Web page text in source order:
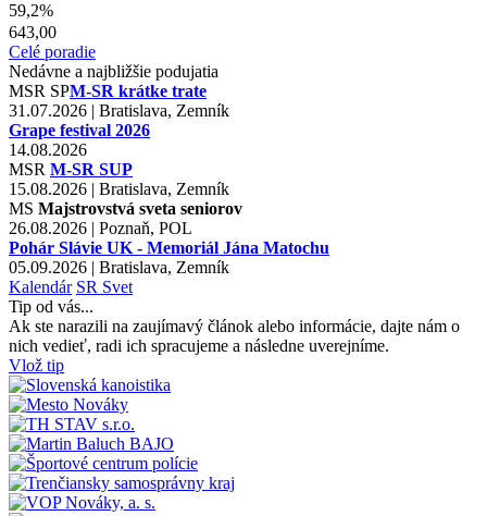
59,2%
643,00
Celé poradie
Nedávne a najbližšie podujatia
MSR SPM-SR krátke trate
31.07.2026 | Bratislava, Zemník
Grape festival 2026
14.08.2026
MSR M-SR SUP
15.08.2026 | Bratislava, Zemník
MS Majstrovstvá sveta seniorov
26.08.2026 | Poznaň, POL
Pohár Slávie UK - Memoriál Jána Matochu
05.09.2026 | Bratislava, Zemník
Kalendár SR Svet
Tip od vás...
Ak ste narazili na zaujímavý článok alebo informácie, dajte nám o
nich vedieť, radi ich spracujeme a následne uverejníme.
Vlož tip